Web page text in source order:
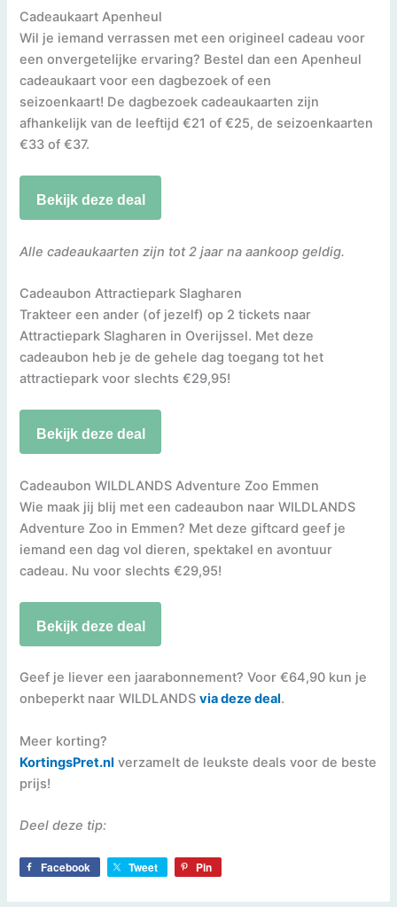
Cadeaukaart Apenheul
Wil je iemand verrassen met een origineel cadeau voor
een onvergetelijke ervaring? Bestel dan een Apenheul
cadeaukaart voor een dagbezoek of een
seizoenkaart! De dagbezoek cadeaukaarten zijn
afhankelijk van de leeftijd €21 of €25, de seizoenkaarten
€33 of €37.
Bekijk deze deal
Alle cadeaukaarten zijn tot 2 jaar na aankoop geldig.
Cadeaubon Attractiepark Slagharen
Trakteer een ander (of jezelf) op 2 tickets naar
Attractiepark Slagharen in Overijssel. Met deze
cadeaubon heb je de gehele dag toegang tot het
attractiepark voor slechts €29,95!
Bekijk deze deal
Cadeaubon WILDLANDS Adventure Zoo Emmen
Wie maak jij blij met een cadeaubon naar WILDLANDS
Adventure Zoo in Emmen? Met deze giftcard geef je
iemand een dag vol dieren, spektakel en avontuur
cadeau. Nu voor slechts €29,95!
Bekijk deze deal
Geef je liever een jaarabonnement? Voor €64,90 kun je
onbeperkt naar WILDLANDSvia deze deal.
Meer korting?
KortingsPret.nl verzamelt de leukste deals voor de beste
prijs!
Deel deze tip:
Facebook Tweet Pin